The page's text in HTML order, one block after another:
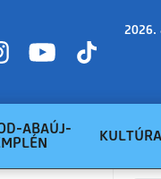
2026.
ABAÚJ-
KULTÚRA